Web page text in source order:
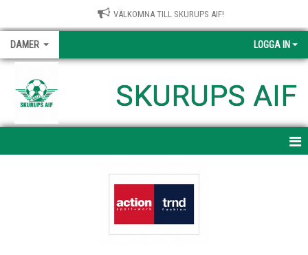
VÄLKOMNA TILL SKURUPS AIF!
DAMER LOGGA IN
SKURUPS AIF